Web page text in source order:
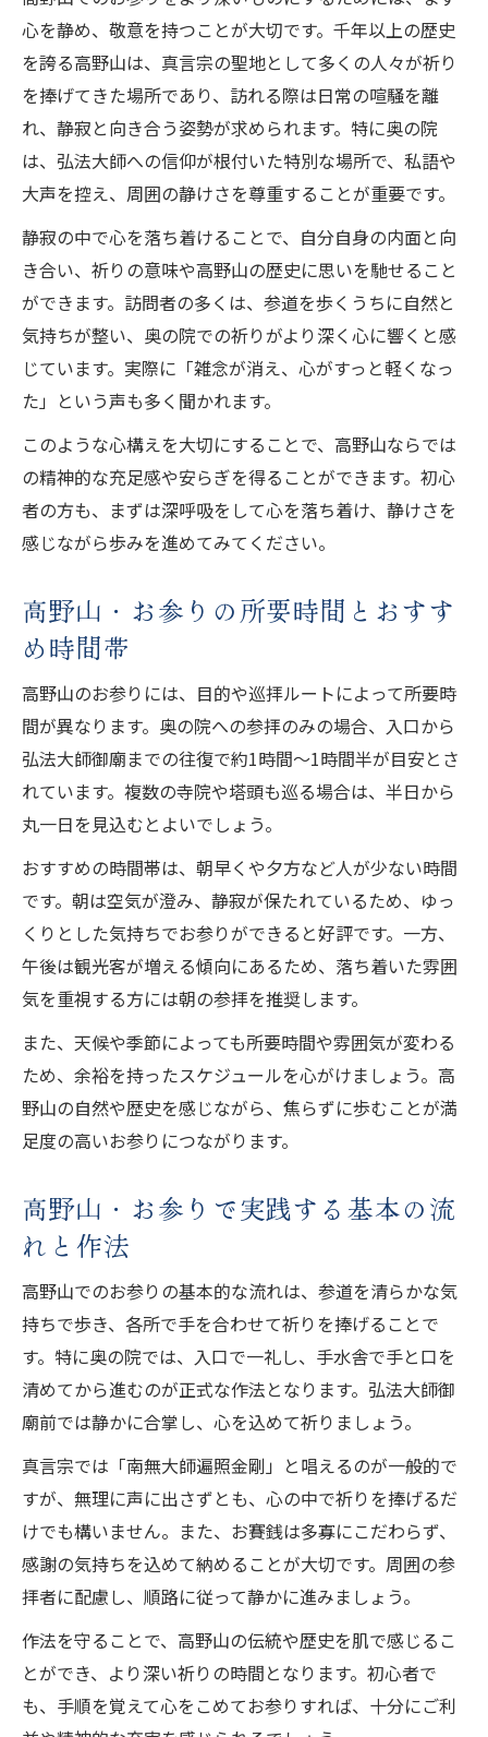
高野山・お参り作法が巡拝に与える影響
高野山・お参りの流れと手水舎の使い方
奥の院へ向かう正式ルートで感じる意義
高野山・お参りルートで知る奥の院の歴史
高野山・お参りで辿る正式ルートの歩き方
高野山・お参りを深める奥の院参拝の心得
高野山・お参りルート選びのポイント
高野山・お参りで学ぶ奥の院の作法と意義
真言宗ならではの高野山参拝マナー案内
高野山・お参りの真言宗作法を学ぶ意義
高野山・お参りで実践する合掌礼拝の流れ
ト
高野山・お参り作法で知る真言宗の特徴
高野山・お参りに欠かせないお賽銭のマナ
高野山のお参り準備と服装のポイント紹介
高野山・お参り前の服装選びと持ち物の工
高野山・お参りの服装マナーと快適な過ご
し方
高野山・お参りに適した靴や服装のポイン
ト
高野山・お参り時に注意したい気温と服装
充実感を得る高野山お参り体験の秘訣
高野山・お参りで心身を清める具体的な方
法
高野山・お参り体験で得られる精神的充実
感
高野山・お参りで実践する祈りの深め方
高野山・お参りの余韻を楽しむための工夫
心を静め、敬意を持つことが大切です。千年以上の歴史
を誇る高野山は、真言宗の聖地として多くの人々が祈り
を捧げてきた場所であり、訪れる際は日常の喧騒を離
れ、静寂と向き合う姿勢が求められます。特に奥の院
は、弘法大師への信仰が根付いた特別な場所で、私語や
大声を控え、周囲の静けさを尊重することが重要です。
静寂の中で心を落ち着けることで、自分自身の内面と向
き合い、祈りの意味や高野山の歴史に思いを馳せること
ができます。訪問者の多くは、参道を歩くうちに自然と
気持ちが整い、奥の院での祈りがより深く心に響くと感
じています。実際に「雑念が消え、心がすっと軽くなっ
た」という声も多く聞かれます。
このような心構えを大切にすることで、高野山ならでは
の精神的な充足感や安らぎを得ることができます。初心
者の方も、まずは深呼吸をして心を落ち着け、静けさを
感じながら歩みを進めてみてください。
高野山・お参りの所要時間とおすす
め時間帯
高野山のお参りには、目的や巡拝ルートによって所要時
間が異なります。奥の院への参拝のみの場合、入口から
弘法大師御廟までの往復で約1時間〜1時間半が目安とさ
れています。複数の寺院や塔頭も巡る場合は、半日から
丸一日を見込むとよいでしょう。
おすすめの時間帯は、朝早くや夕方など人が少ない時間
です。朝は空気が澄み、静寂が保たれているため、ゆっ
くりとした気持ちでお参りができると好評です。一方、
午後は観光客が増える傾向にあるため、落ち着いた雰囲
気を重視する方には朝の参拝を推奨します。
また、天候や季節によっても所要時間や雰囲気が変わる
ため、余裕を持ったスケジュールを心がけましょう。高
野山の自然や歴史を感じながら、焦らずに歩むことが満
足度の高いお参りにつながります。
高野山・お参りで実践する基本の流
れと作法
高野山でのお参りの基本的な流れは、参道を清らかな気
持ちで歩き、各所で手を合わせて祈りを捧げることで
す。特に奥の院では、入口で一礼し、手水舎で手と口を
清めてから進むのが正式な作法となります。弘法大師御
廟前では静かに合掌し、心を込めて祈りましょう。
真言宗では「南無大師遍照金剛」と唱えるのが一般的で
すが、無理に声に出さずとも、心の中で祈りを捧げるだ
けでも構いません。また、お賽銭は多寡にこだわらず、
感謝の気持ちを込めて納めることが大切です。周囲の参
拝者に配慮し、順路に従って静かに進みましょう。
作法を守ることで、高野山の伝統や歴史を肌で感じるこ
とができ、より深い祈りの時間となります。初心者で
も、手順を覚えて心をこめてお参りすれば、十分にご利